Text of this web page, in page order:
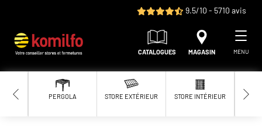
9.5/10 - 5710 avis
CATALOGUES MAGASIN MENU
PERGOLA STORE EXTÉRIEUR STORE INTÉRIEUR